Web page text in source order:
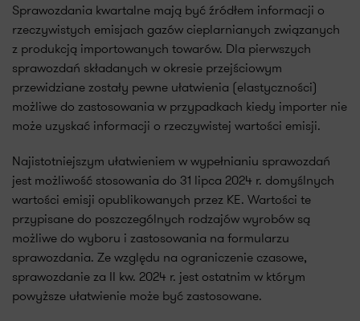
Sprawozdania kwartalne mają być źródłem informacji o
rzeczywistych emisjach gazów cieplarnianych związanych
z produkcją importowanych towarów. Dla pierwszych
sprawozdań składanych w okresie przejściowym
przewidziane zostały pewne ułatwienia (elastyczności)
możliwe do zastosowania w przypadkach kiedy importer nie
może uzyskać informacji o rzeczywistej wartości emisji.
Najistotniejszym ułatwieniem w wypełnianiu sprawozdań
jest możliwość stosowania do 31 lipca 2024 r. domyślnych
wartości emisji opublikowanych przez KE. Wartości te
przypisane do poszczególnych rodzajów wyrobów są
możliwe do wyboru i zastosowania na formularzu
sprawozdania. Ze względu na ograniczenie czasowe,
sprawozdanie za II kw. 2024 r. jest ostatnim w którym
powyższe ułatwienie może być zastosowane.